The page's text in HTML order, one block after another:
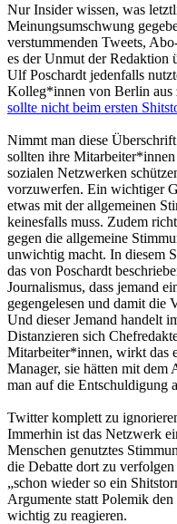
Nur Insider wissen, was
Meinungsumschwung
verstummenden Tweets,
es der Unmut der Redaktion
Ulf Poschardt jedenfalls
Kolleg*innen von Berlin aus
sollte nicht beim ersten
Nimmt man diese
sollten ihre
sozialen Netzwerken
vorzuwerfen. Ein wichtiger
etwas mit der allgemeinen
keinesfalls muss. Zudem
gegen die allgemeine
unwichtig macht. In diesem
das von Poschardt
Journalismus, dass jemand
gegengelesen und damit die
Und dieser Jemand handelt
Distanzieren sich
Mitarbeiter*innen, wirkt das
Manager, sie hätten mit dem
man auf die Entschuldigung
Twitter komplett zu
Immerhin ist das Netzwerk
Menschen genutztes
die Debatte dort zu
„schon wieder so ein
Argumente statt Polemik
wichtig zu reagieren.